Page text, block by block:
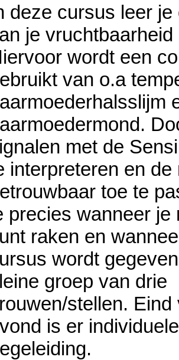
deze cursus leer je
je
wordt een
van o.a
met de
interpreteren en de
toe te
precies wanneer je
raken en
wordt
groep van drie
stellen. Eind
is er individuele